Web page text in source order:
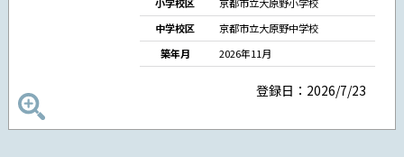
中学校区
京都市立大原野中学校
築年月
2026年11月
登録日：2026/7/23